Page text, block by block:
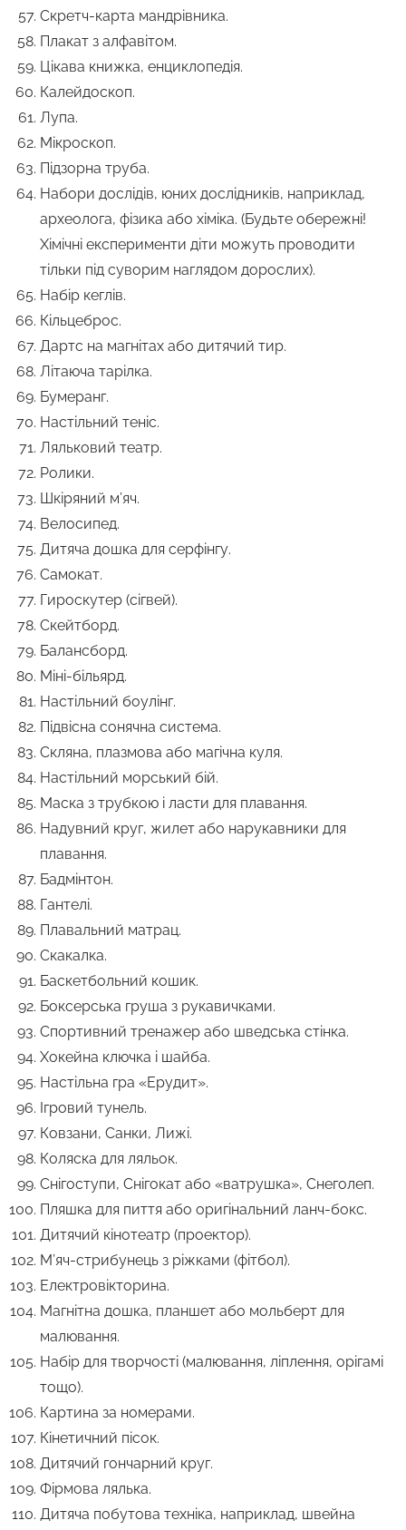
Скретч-карта мандрівника.
Плакат з алфавітом.
Цікава книжка, енциклопедія.
Калейдоскоп.
Лупа.
Мікроскоп.
Підзорна труба.
Набори дослідів, юних дослідників, наприклад,
археолога, фізика або хіміка. (Будьте обережні!
Хімічні експерименти діти можуть проводити
тільки під суворим наглядом дорослих).
Набір кеглів.
Кільцеброс.
Дартс на магнітах або дитячий тир.
Літаюча тарілка.
Бумеранг.
Настільний теніс.
Ляльковий театр.
Ролики.
Шкіряний м’яч.
Велосипед.
Дитяча дошка для серфінгу.
Самокат.
Гироскутер (сігвей).
Скейтборд.
Балансборд.
Міні-більярд.
Настільний боулінг.
Підвісна сонячна система.
Скляна, плазмова або магічна куля.
Настільний морський бій.
Маска з трубкою і ласти для плавання.
Надувний круг, жилет або нарукавники для
плавання.
Бадмінтон.
Гантелі.
Плавальний матрац.
Скакалка.
Баскетбольний кошик.
Боксерська груша з рукавичками.
Спортивний тренажер або шведська стінка.
Хокейна ключка і шайба.
Настільна гра «Ерудит».
Ігровий тунель.
Ковзани, Санки, Лижі.
Коляска для ляльок.
Снігоступи, Снігокат або «ватрушка», Снеголеп.
Пляшка для пиття або оригінальний ланч-бокс.
Дитячий кінотеатр (проектор).
М’яч-стрибунець з ріжками (фітбол).
Електровікторина.
Магнітна дошка, планшет або мольберт для
малювання.
Набір для творчості (малювання, ліплення, орігамі
тощо).
Картина за номерами.
Кінетичний пісок.
Дитячий гончарний круг.
Фірмова лялька.
Дитяча побутова техніка, наприклад, швейна